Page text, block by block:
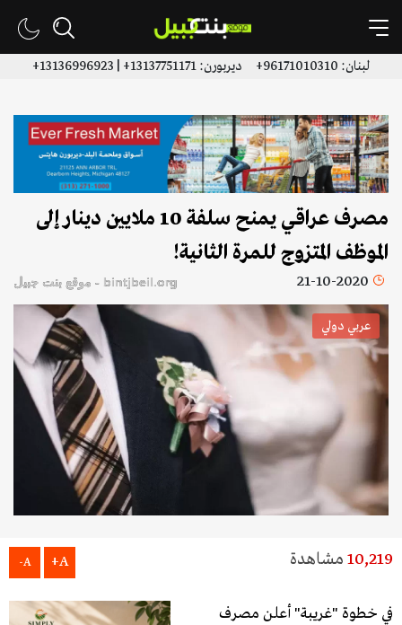
لبنان: 96171010310+ ديربورن: 13137751171+ | 13136996923+
مصرف عراقي يمنح سلفة 10 ملايين دينار إلى
الموظف المتزوج للمرة الثانية!
21-10-2020 bintjbeil.org - موقع بنت جبيل
عربي دولي
10,219 مشاهدة A+
A-
في خطوة "غريبة" أعلن مصرف